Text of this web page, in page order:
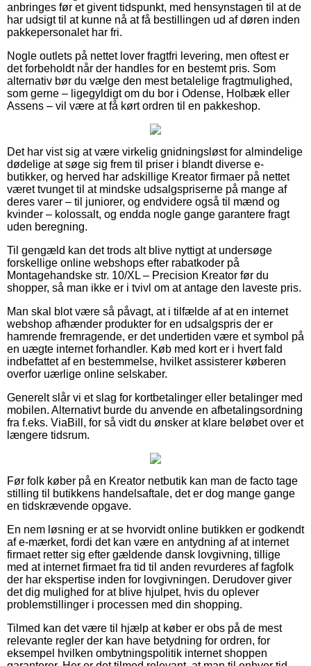
anbringes før et givent tidspunkt, med hensynstagen til at de
har udsigt til at kunne nå at få bestillingen ud af døren inden
pakkepersonalet har fri.
Nogle outlets på nettet lover fragtfri levering, men oftest er
det forbeholdt når der handles for en bestemt pris. Som
alternativ bør du vælge den mest betalelige fragtmulighed,
som gerne – ligegyldigt om du bor i Odense, Holbæk eller
Assens – vil være at få kørt ordren til en pakkeshop.
Det har vist sig at være virkelig gnidningsløst for almindelige
dødelige at søge sig frem til priser i blandt diverse e-
butikker, og herved har adskillige Kreator firmaer på nettet
været tvunget til at mindske udsalgspriserne på mange af
deres varer – til juniorer, og endvidere også til mænd og
kvinder – kolossalt, og endda nogle gange garantere fragt
uden beregning.
Til gengæld kan det trods alt blive nyttigt at undersøge
forskellige online webshops efter rabatkoder på
Montagehandske str. 10/XL – Precision Kreator før du
shopper, så man ikke er i tvivl om at antage den laveste pris.
Man skal blot være så påvagt, at i tilfælde af at en internet
webshop afhænder produkter for en udsalgspris der er
hamrende fremragende, er det undertiden være et symbol på
en uægte internet forhandler. Køb med kort er i hvert fald
indbefattet af en bestemmelse, hvilket assisterer køberen
overfor uærlige online selskaber.
Generelt slår vi et slag for kortbetalinger eller betalinger med
mobilen. Alternativt burde du anvende en afbetalingsordning
fra f.eks. ViaBill, for så vidt du ønsker at klare beløbet over et
længere tidsrum.
Før folk køber på en Kreator netbutik kan man de facto tage
stilling til butikkens handelsaftale, det er dog mange gange
en tidskrævende opgave.
En nem løsning er at se hvorvidt online butikken er godkendt
af e-mærket, fordi det kan være en antydning af at internet
firmaet retter sig efter gældende dansk lovgivning, tillige
med at internet firmaet fra tid til anden revurderes af fagfolk
der har ekspertise inden for lovgivningen. Derudover giver
det dig mulighed for at blive hjulpet, hvis du oplever
problemstillinger i processen med din shopping.
Tilmed kan det være til hjælp at køber er obs på de mest
relevante regler der kan have betydning for ordren, for
eksempel hvilken ombytningspolitik internet shoppen